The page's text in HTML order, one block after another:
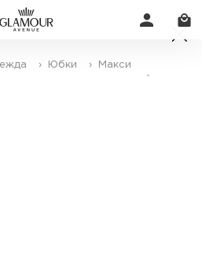
› Юбки › Макси